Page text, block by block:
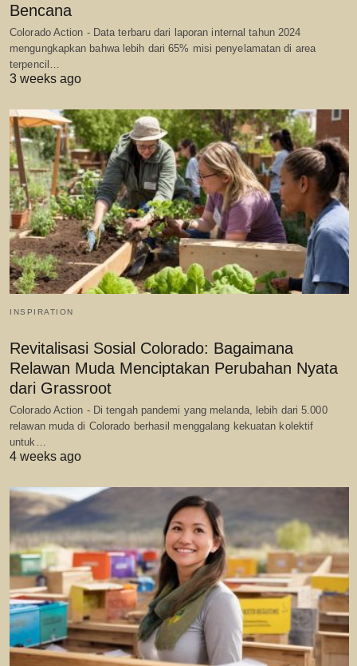
Bencana
Colorado Action - Data terbaru dari laporan internal tahun 2024
mengungkapkan bahwa lebih dari 65% misi penyelamatan di area
terpencil…
3 weeks ago
INSPIRATION
Revitalisasi Sosial Colorado: Bagaimana
Relawan Muda Menciptakan Perubahan Nyata
dari Grassroot
Colorado Action - Di tengah pandemi yang melanda, lebih dari 5.000
relawan muda di Colorado berhasil menggalang kekuatan kolektif
untuk…
4 weeks ago